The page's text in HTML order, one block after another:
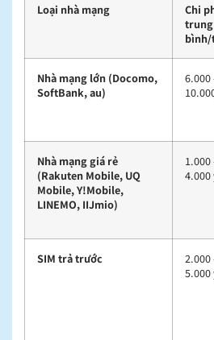
Loại nhà mạng
Chi
trung
Nhà mạng lớn (Docomo,
SoftBank, au)
6.000
Nhà mạng giá rẻ
(Rakuten Mobile, UQ
Mobile, Y!Mobile,
LINEMO, IIJmio)
1.000
4.000
SIM trả trước
2.000
5.000